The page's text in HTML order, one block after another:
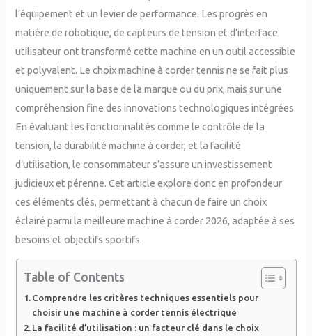
l’équipement et un levier de performance. Les progrès en
matière de robotique, de capteurs de tension et d’interface
utilisateur ont transformé cette machine en un outil accessible
et polyvalent. Le choix machine à corder tennis ne se fait plus
uniquement sur la base de la marque ou du prix, mais sur une
compréhension fine des innovations technologiques intégrées.
En évaluant les fonctionnalités comme le contrôle de la
tension, la durabilité machine à corder, et la facilité
d’utilisation, le consommateur s’assure un investissement
judicieux et pérenne. Cet article explore donc en profondeur
ces éléments clés, permettant à chacun de faire un choix
éclairé parmi la meilleure machine à corder 2026, adaptée à ses
besoins et objectifs sportifs.
Table of Contents
Comprendre les critères techniques essentiels pour
choisir une machine à corder tennis électrique
La facilité d’utilisation : un facteur clé dans le choix